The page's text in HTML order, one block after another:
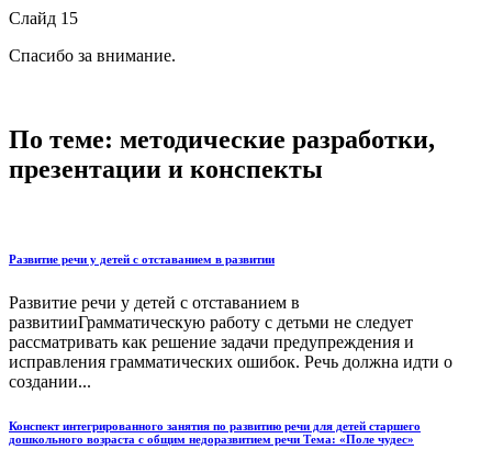
Слайд 15
Спасибо за внимание.
По теме: методические разработки,
презентации и конспекты
Развитие речи у детей с отставанием в развитии
Развитие речи у детей с отставанием в
развитииГрамматическую работу с детьми не следует
рассматривать как решение задачи предупреждения и
исправления грамматических ошибок. Речь должна идти о
создании...
Конспект интегрированного занятия по развитию речи для детей старшего
дошкольного возраста с общим недоразвитием речи Тема: «Поле чудес»